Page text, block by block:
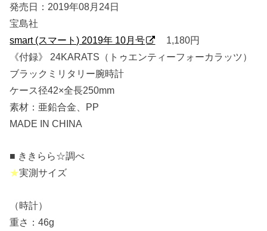
発売日：2019年08月24日
宝島社
smart (スマート) 2019年 10月号
1,180円
《付録》 24KARATS（トゥエンティーフォーカラッツ）
ブラックミリタリー腕時計
ケース径42×全長250mm
素材：亜鉛合金、PP
MADE IN CHINA
■ ききらら☆調べ
★実測サイズ
（時計）
重さ：46g